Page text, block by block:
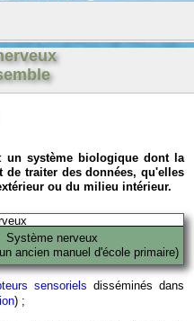
un système biologique dont la
de traiter des données, qu'elles
ou du milieu intérieur.
Système nerveux
ancien manuel d'école primaire)
sensoriels disséminés dans
) ;